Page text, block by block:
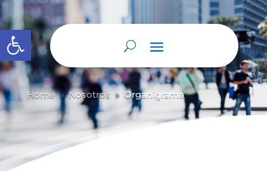
Abrir barra de herramientas
Home 9 Nosotros 9 Organigrama